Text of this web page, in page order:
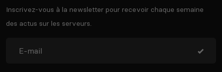
Inscrivez-vous à la newsletter pour recevoir chaque semaine
des actus sur les serveurs.